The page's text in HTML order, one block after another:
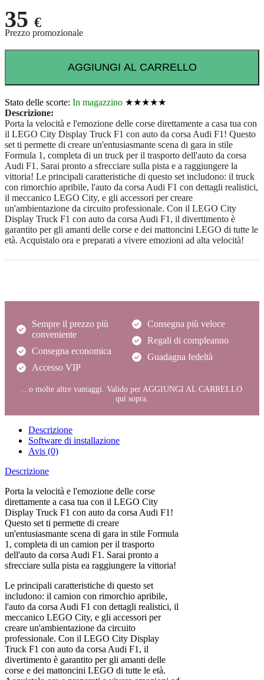
35 €
Prezzo promozionale
AGGIUNGI AL CARRELLO
Stato delle scorte: In magazzino ★★★★★
Descrizione:
Porta la velocità e l'emozione delle corse direttamente a casa tua con
il LEGO City Display Truck F1 con auto da corsa Audi F1! Questo
set ti permette di creare un'entusiasmante scena di gara in stile
Formula 1, completa di un truck per il trasporto dell'auto da corsa
Audi F1. Sarai pronto a sfrecciare sulla pista e a raggiungere la
vittoria! Le principali caratteristiche di questo set includono: il truck
con rimorchio apribile, l'auto da corsa Audi F1 con dettagli realistici,
il meccanico LEGO City, e gli accessori per creare
un'ambientazione da circuito professionale. Con il LEGO City
Display Truck F1 con auto da corsa Audi F1, il divertimento è
garantito per gli amanti delle corse e dei mattoncini LEGO di tutte le
età. Acquistalo ora e preparati a vivere emozioni ad alta velocità!
Sempre il prezzo più
conveniente
Consegna economica
Accesso VIP
Consegna più veloce
Regali di compleanno
Guadagna fedeltà
...o molte altre vantaggi. Valido per AGGIUNGI AL CARRELLO
qui sopra.
Descrizione
Software di installazione
Avis (0)
Descrizione
Porta la velocità e l'emozione delle corse
direttamente a casa tua con il LEGO City
Display Truck F1 con auto da corsa Audi F1!
Questo set ti permette di creare
un'entusiasmante scena di gara in stile Formula
1, completa di un camion per il trasporto
dell'auto da corsa Audi F1. Sarai pronto a
sfrecciare sulla pista ea raggiungere la vittoria!
Le principali caratteristiche di questo set
includono: il camion con rimorchio apribile,
l'auto da corsa Audi F1 con dettagli realistici, il
meccanico LEGO City, e gli accessori per
creare un'ambientazione da circuito
professionale. Con il LEGO City Display
Truck F1 con auto da corsa Audi F1, il
divertimento è garantito per gli amanti delle
corse e dei mattoncini LEGO di tutte le età.